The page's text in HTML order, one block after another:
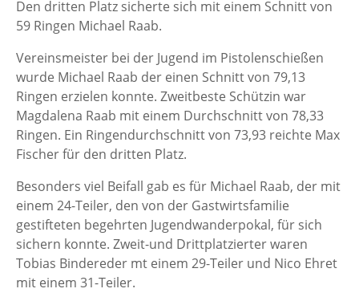
Den dritten Platz sicherte sich mit einem Schnitt von
59 Ringen Michael Raab.
Vereinsmeister bei der Jugend im Pistolenschießen
wurde Michael Raab der einen Schnitt von 79,13
Ringen erzielen konnte. Zweitbeste Schützin war
Magdalena Raab mit einem Durchschnitt von 78,33
Ringen. Ein Ringendurchschnitt von 73,93 reichte Max
Fischer für den dritten Platz.
Besonders viel Beifall gab es für Michael Raab, der mit
einem 24-Teiler, den von der Gastwirtsfamilie
gestifteten begehrten Jugendwanderpokal, für sich
sichern konnte. Zweit-und Drittplatzierter waren
Tobias Bindereder mt einem 29-Teiler und Nico Ehret
mit einem 31-Teiler.